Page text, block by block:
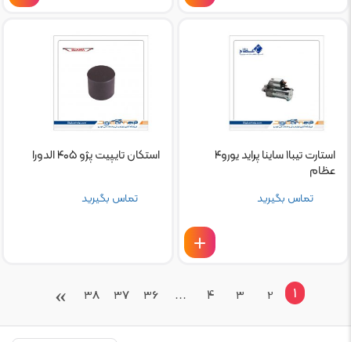
استارت تیبا۱ ساینا پراید یورو۴
عظام
تماس بگیرید
استکان تایپیت پژو ۴۰۵ الدورا
تماس بگیرید
1
2
3
4
…
36
37
38